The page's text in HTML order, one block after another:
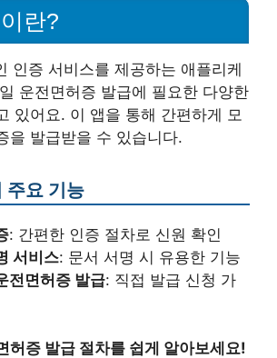
란?
인증 서비스를 제공하는 애플리케
운전면허증 발급에 필요한 다양한
있어요. 이 앱을 통해 간편하게 모
을 발급받을 수 있습니다.
주요 기능
: 간편한 인증 절차로 신원 확인
서비스: 문서 서명 시 유용한 기능
전면허증 발급: 직접 발급 신청 가
허증 발급 절차를 쉽게 알아보세요!